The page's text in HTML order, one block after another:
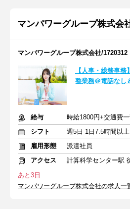
マンパワーグループ株式会
マンパワーグループ株式会社/1720312
【人事・総務事
整業務＠電話なし
給与
時給1800円+交通費
シフト
週5日 1日7.5時間以上
雇用形態
派遣社員
アクセス
計算科学センター駅
あと3日
マンパワーグループ株式会社の求人一